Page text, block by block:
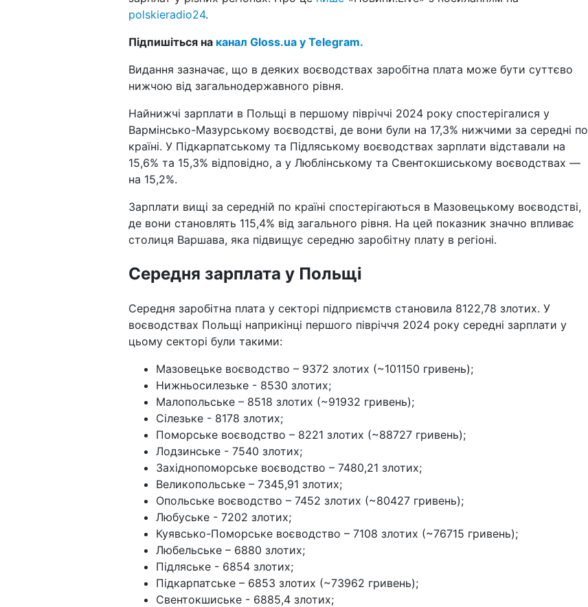
polskieradio24.
Підпишіться на канал Gloss.ua у Telegram.
Видання зазначає, що в деяких воєводствах заробітна плата може бути суттєво
нижчою від загальнодержавного рівня.
Найнижчі зарплати в Польщі в першому півріччі 2024 року спостерігалися у
Вармінсько-Мазурському воєводстві, де вони були на 17,3% нижчими за середні по
країні. У Підкарпатському та Підляському воєводствах зарплати відставали на
15,6% та 15,3% відповідно, а у Люблінському та Свентокшиському воєводствах —
на 15,2%.
Зарплати вищі за середній по країні спостерігаються в Мазовецькому воєводстві,
де вони становлять 115,4% від загального рівня. На цей показник значно впливає
столиця Варшава, яка підвищує середню заробітну плату в регіоні.
Середня зарплата у Польщі
Середня заробітна плата у секторі підприємств становила 8122,78 злотих. У
воєводствах Польщі наприкінці першого півріччя 2024 року середні зарплати у
цьому секторі були такими:
Мазовецьке воєводство – 9372 злотих (~101150 гривень);
Нижньосилезьке - 8530 злотих;
Малопольське – 8518 злотих (~91932 гривень);
Сілезьке - 8178 злотих;
Поморське воєводство – 8221 злотих (~88727 гривень);
Лодзинське - 7540 злотих;
Західнопоморське воєводство – 7480,21 злотих;
Великопольське – 7345,91 злотих;
Опольське воєводство – 7452 злотих (~80427 гривень);
Любуське - 7202 злотих;
Куявсько-Поморське воєводство – 7108 злотих (~76715 гривень);
Любельське – 6880 злотих;
Підляське - 6854 злотих;
Підкарпатське – 6853 злотих (~73962 гривень);
Свентокшиське - 6885,4 злотих;